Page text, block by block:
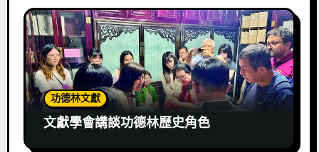
功德林文獻
文獻學會講談功德林歷史角色